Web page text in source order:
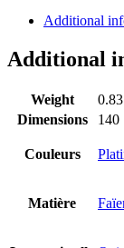
Additional
Additional
Weight
Dimensions
140
Couleurs
Matière